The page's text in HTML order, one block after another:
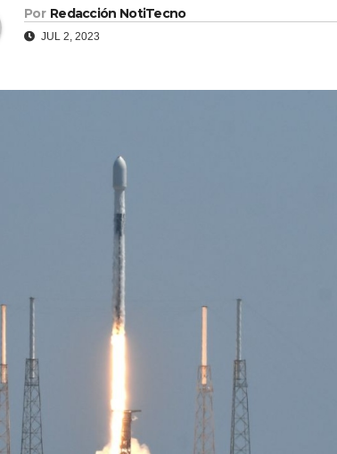
Por Redacción NotiTecno
JUL 2, 2023